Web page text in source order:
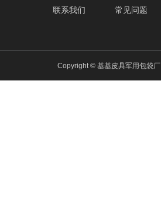
联系我们
常见问题
Copyright © 基基皮具军用包袋厂